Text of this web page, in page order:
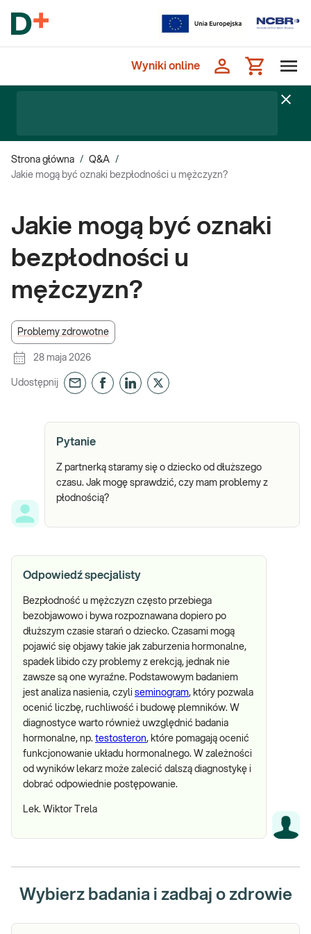
Wyniki online
Strona główna / Q&A /
Jakie mogą być oznaki bezpłodności u mężczyzn?
Jakie mogą być oznaki
bezpłodności u
mężczyzn?
Problemy zdrowotne
28 maja 2026
Udostępnij
Pytanie
Z partnerką staramy się o dziecko od dłuższego
czasu. Jak mogę sprawdzić, czy mam problemy z
płodnością?
Odpowiedź specjalisty
Bezpłodność u mężczyzn często przebiega
bezobjawowo i bywa rozpoznawana dopiero po
dłuższym czasie starań o dziecko. Czasami mogą
pojawić się objawy takie jak zaburzenia hormonalne,
spadek libido czy problemy z erekcją, jednak nie
zawsze są one wyraźne. Podstawowym badaniem
jest analiza nasienia, czyli seminogram, który pozwala
ocenić liczbę, ruchliwość i budowę plemników. W
diagnostyce warto również uwzględnić badania
hormonalne, np. testosteron, które pomagają ocenić
funkcjonowanie układu hormonalnego. W zależności
od wyników lekarz może zalecić dalszą diagnostykę i
dobrać odpowiednie postępowanie.
Lek. Wiktor Trela
Wybierz badania i zadbaj o zdrowie